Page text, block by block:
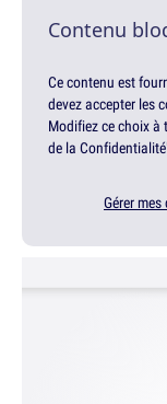
Contenu
Ce contenu est
devez accepter les
Modifiez ce choix à
de la
Gérer